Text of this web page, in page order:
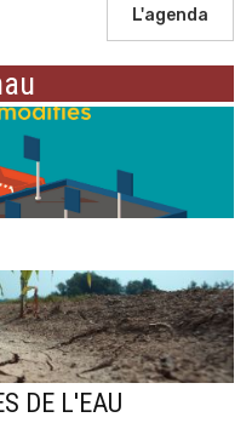
L'agenda
DE L'EAU